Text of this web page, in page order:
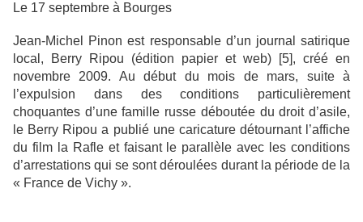
Le 17 septembre à Bourges
Jean-Michel Pinon est responsable d’un journal satirique
local, Berry Ripou (édition papier et web) [5], créé en
novembre 2009. Au début du mois de mars, suite à
l’expulsion dans des conditions particulièrement
choquantes d’une famille russe déboutée du droit d’asile,
le Berry Ripou a publié une caricature détournant l’affiche
du film la Rafle et faisant le parallèle avec les conditions
d’arrestations qui se sont déroulées durant la période de la
« France de Vichy ».